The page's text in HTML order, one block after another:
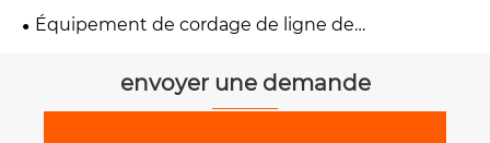
Équipement de cordage de ligne de
envoyer une demande